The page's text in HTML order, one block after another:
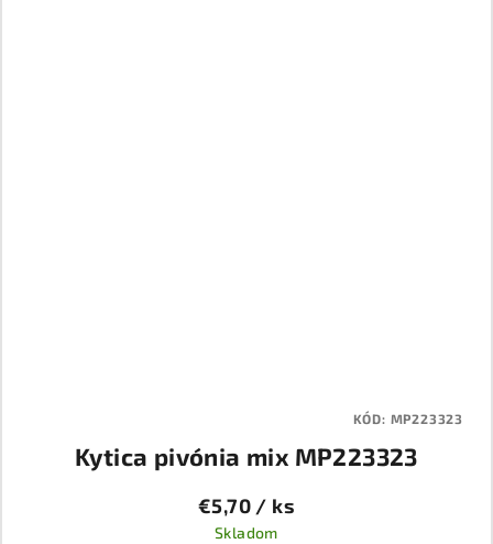
Kytica pivónia mix MP223323
€5,70 / ks
Skladom
KÓD: MP223323